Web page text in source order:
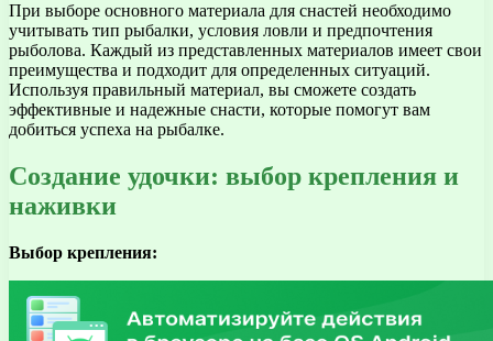
При выборе основного материала для снастей необходимо
учитывать тип рыбалки, условия ловли и предпочтения
рыболова. Каждый из представленных материалов имеет свои
преимущества и подходит для определенных ситуаций.
Используя правильный материал, вы сможете создать
эффективные и надежные снасти, которые помогут вам
добиться успеха на рыбалке.
Создание удочки: выбор крепления и
наживки
Выбор крепления: